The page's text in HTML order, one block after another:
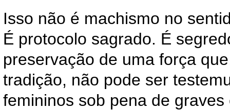
Isso não é machismo no
É protocolo sagrado. É
preservação de uma força
tradição, não pode ser
femininos sob pena de